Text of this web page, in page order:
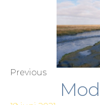
Previous